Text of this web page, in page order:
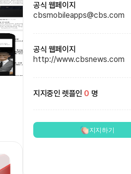
공식 웹페이지
cbsmobileapps@cbs.com
공식 웹페이지
http://www.cbsnews.com
지지중인 렛플인 0 명
지지하기